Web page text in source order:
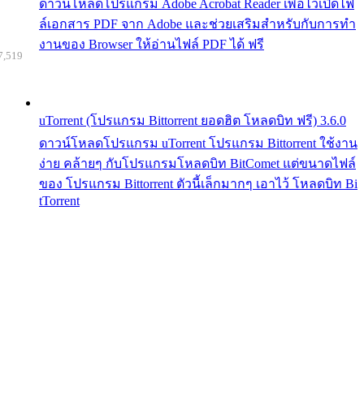
ดาวน์โหลดโปรแกรม Adobe Acrobat Reader เพื่อไว้เปิดไฟ
ล์เอกสาร PDF จาก Adobe และช่วยเสริมสำหรับกับการทำ
งานของ Browser ให้อ่านไฟล์ PDF ได้ ฟรี
uTorrent (โปรแกรม Bittorrent ยอดฮิต โหลดบิท ฟรี) 3.6.0
ดาวน์โหลดโปรแกรม uTorrent โปรแกรม Bittorrent ใช้งาน
ง่าย คล้ายๆ กับโปรแกรมโหลดบิท BitComet แต่ขนาดไฟล์
ของ โปรแกรม Bittorrent ตัวนี้เล็กมากๆ เอาไว้ โหลดบิท Bi
tTorrent